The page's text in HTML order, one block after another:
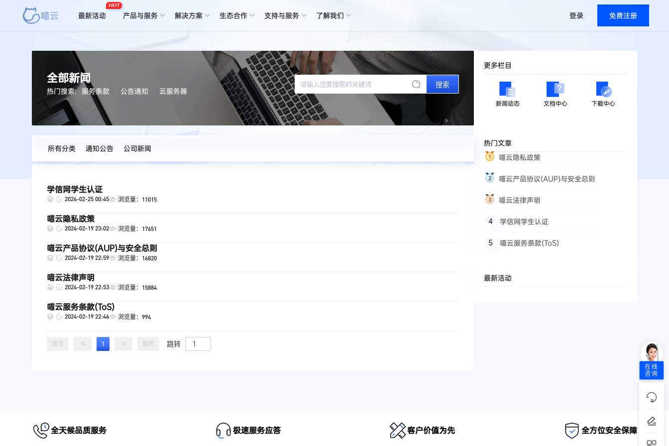
最新活动
HOT
产品与服务 解决方案 生态合作 支持与服务 了解我们 登录 免费注册
全部新闻
热门搜索: 服务条款 公告通知 云服务器
搜索
所有分类 通知公告 公司新闻
学信网学生认证
2024-02-25 00:45 浏览量：11015
喵云隐私政策
2024-02-19 23:02 浏览量：17651
喵云产品协议(AUP)与安全总则
2024-02-19 22:59 浏览量：16820
喵云法律声明
2024-02-19 22:53 浏览量：15884
喵云服务条款(ToS)
2024-02-19 22:46 浏览量：994
首页 1 尾页 跳转
更多栏目
新闻动态 文档中心 下载中心
热门文章
喵云隐私政策
喵云产品协议(AUP)与安全总则
喵云法律声明
学信网学生认证
喵云服务条款(ToS)
最新活动
全天候品质服务 极速服务应答 客户价值为先 全方位安全保障
在线
咨询